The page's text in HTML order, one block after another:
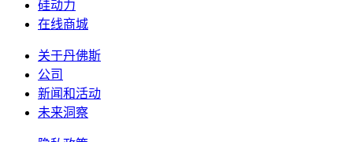
硅动力
在线商城
关于丹佛斯
公司
新闻和活动
未来洞察